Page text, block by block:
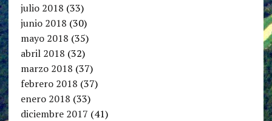
julio 2018 (33)
junio 2018 (30)
mayo 2018 (35)
abril 2018 (32)
marzo 2018 (37)
febrero 2018 (37)
enero 2018 (33)
diciembre 2017 (41)